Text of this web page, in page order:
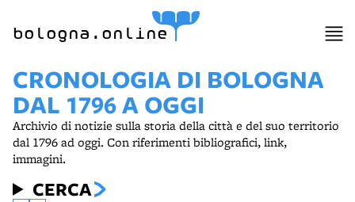
bologna.online
CRONOLOGIA DI BOLOGNA
DAL 1796 A OGGI
Archivio di notizie sulla storia della città e del suo territorio
dal 1796 ad oggi. Con riferimenti bibliografici, link,
immagini.
CERCA